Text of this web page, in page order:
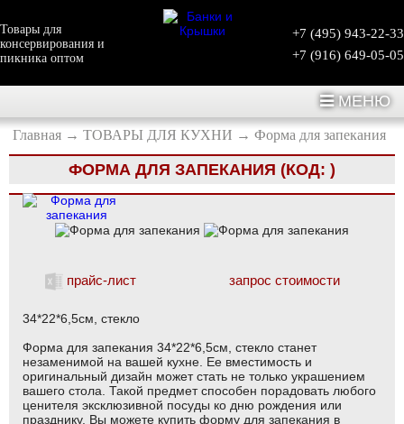
Товары для
консервирования и
пикника оптом
+7 (495) 943-22-33
+7 (916) 649-05-05
МЕНЮ
Главная → ТОВАРЫ ДЛЯ КУХНИ → Форма для запекания
ФОРМА ДЛЯ ЗАПЕКАНИЯ (КОД: )
прайс-лист запрос стоимости
34*22*6,5см, стекло
Форма для запекания 34*22*6,5см, стекло станет
незаменимой на вашей кухне. Ее вместимость и
оригинальный дизайн может стать не только украшением
вашего стола. Такой предмет способен порадовать любого
ценителя эксклюзивной посуды ко дню рождения или
празднику. Вы можете купить форму для запекания в